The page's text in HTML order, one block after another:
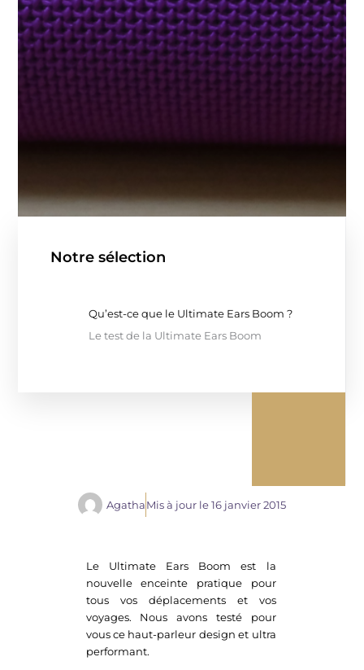
Notre sélection
Qu’est-ce que le Ultimate Ears Boom ?
Le test de la Ultimate Ears Boom
Agatha Mis à jour le 16 janvier 2015
Le Ultimate Ears Boom est la
nouvelle enceinte pratique pour
tous vos déplacements et vos
voyages. Nous avons testé pour
vous ce haut-parleur design et ultra
performant.